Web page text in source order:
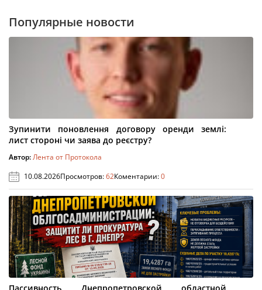
Популярные новости
Зупинити поновлення договору оренди землі:
лист стороні чи заява до реєстру?
Автор:Лента от Протокола
10.08.2026Просмотров:62Коментарии:0